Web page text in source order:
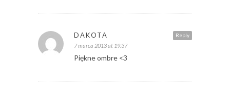
Reply
DAKOTA
7 marca 2013 at 19:37
Piękne ombre <3